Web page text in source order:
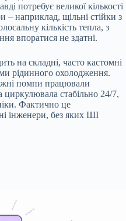
потребує великої кількості
наприклад, щільні стійки з
кількість тепла, з
впоратися не здатні.
на складні, часто кастомні
рідинного охолодження.
помпи працювали
стабільно 24/7,
Фактично це
інженери, без яких ШІ